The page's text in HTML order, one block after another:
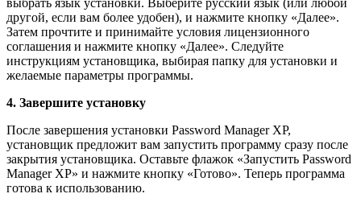
другой, если вам более удобен), и нажмите кнопку «Далее».
Затем прочтите и принимайте условия лицензионного
соглашения и нажмите кнопку «Далее». Следуйте
инструкциям установщика, выбирая папку для установки и
желаемые параметры программы.
4. Завершите установку
После завершения установки Password Manager XP,
установщик предложит вам запустить программу сразу после
закрытия установщика. Оставьте флажок «Запустить Password
Manager XP» и нажмите кнопку «Готово». Теперь программа
готова к использованию.